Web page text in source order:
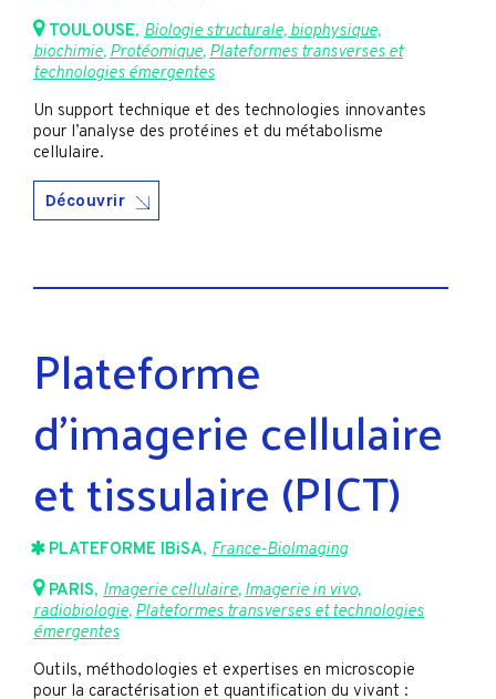
TOULOUSE, Biologie structurale, biophysique,
biochimie,Protéomique,Plateformes transverses et
technologies émergentes
Un support technique et des technologies innovantes
pour l’analyse des protéines et du métabolisme
cellulaire.
Découvrir
Plateforme
d'imagerie cellulaire
et tissulaire (PICT)
PLATEFORME IBiSA, France-BioImaging
PARIS, Imagerie cellulaire, Imagerie in vivo,
radiobiologie, Plateformes transverses et technologies
émergentes
Outils, méthodologies et expertises en microscopie
pour la caractérisation et quantification du vivant :